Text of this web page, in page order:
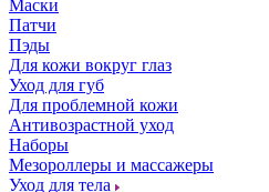
Маски
Патчи
Пэды
Для кожи вокруг глаз
Уход для губ
Для проблемной кожи
Антивозрастной уход
Наборы
Мезороллеры и массажеры
Уход для тела